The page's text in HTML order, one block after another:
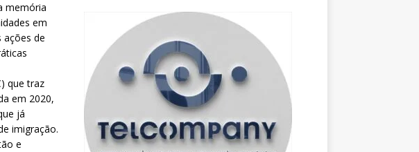
memória
em
ações de
que traz
em 2020,
já
imigração.
e